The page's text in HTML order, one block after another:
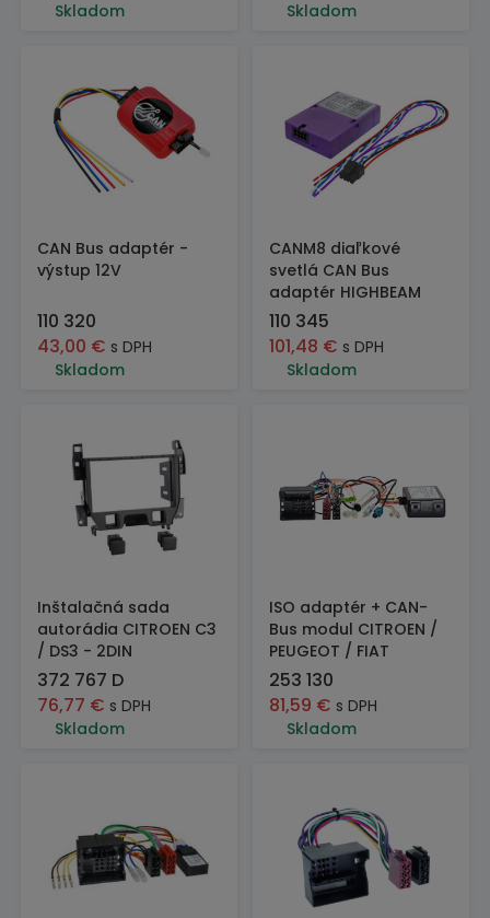
Skladom
Skladom
CAN Bus adaptér -
výstup 12V
110 320
43,00 € s DPH
Skladom
CANM8 diaľkové
svetlá CAN Bus
adaptér HIGHBEAM
110 345
101,48 € s DPH
Skladom
Inštalačná sada
autorádia CITROEN C3
/ DS3 - 2DIN
372 767 D
76,77 € s DPH
Skladom
ISO adaptér + CAN-
Bus modul CITROEN /
PEUGEOT / FIAT
253 130
81,59 € s DPH
Skladom